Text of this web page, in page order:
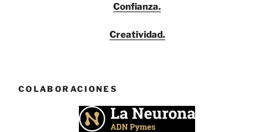
Confianza.
Creatividad.
COLABORACIONES